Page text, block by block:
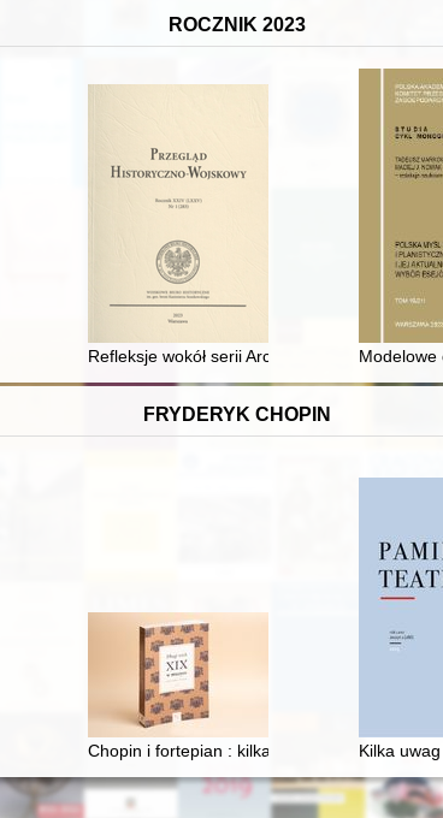
ROCZNIK 2023
w ramach projektu Św. Jan Od-Nowa =
w XVII i XVIII wielu (od potopu szwedzkiego do
Refleksje wokół serii Archiwum Uniwersytetu
Modelowe
FRYDERYK CHOPIN
1832-1881. T. 3Chopin i fortepian : kilka uwag o relacjiKilka